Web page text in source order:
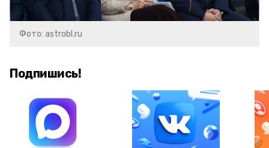
Фото: astrobl.ru
Подпишись!